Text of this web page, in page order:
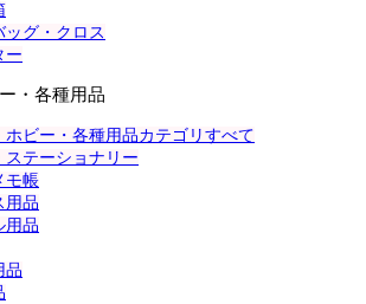
ッグ・クロス
ー
・各種用品
ホビー・各種用品カテゴリすべて
ステーショナリー
モ帳
用品
用品
品